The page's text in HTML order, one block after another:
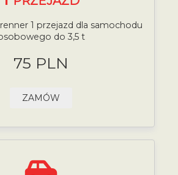
1 przejazd dla samochodu
do 3,5 t
75 PLN
ZAMÓW